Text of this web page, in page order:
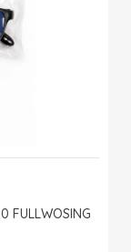
FULLWOSING